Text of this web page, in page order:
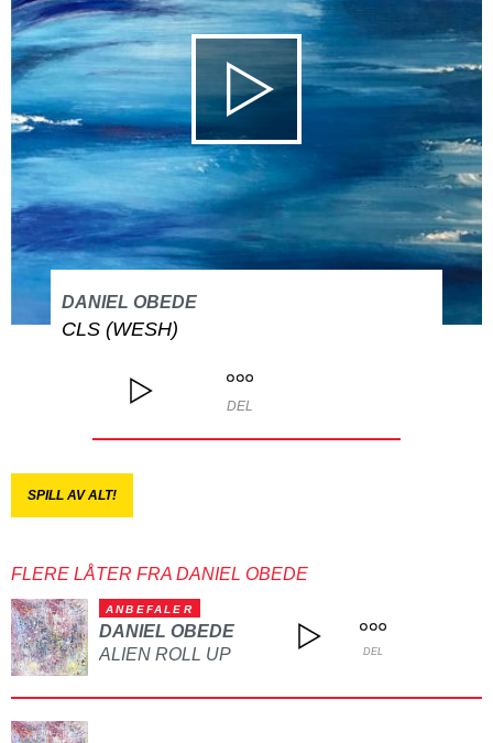
DANIEL OBEDE
CLS (WESH)
DEL
SPILL AV ALT!
FLERE LÅTER FRA DANIEL OBEDE
ANBEFALER
DANIEL OBEDE
ALIEN ROLL UP
DEL